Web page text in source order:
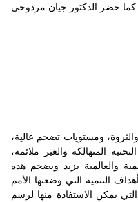
كما حضر الدكتور جيان مردوخي
ومستويات تضخم عالية،
المتهالكة والغير ملائمة،
والعالمية يزيد ويضخم هذه
التنمية التي وضعتها الأمم
يمكن الاستفادة منها لرسم